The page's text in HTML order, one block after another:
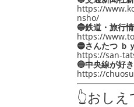
https://
nsho/
🔵鉄道・旅行
https://
🔵さんたつ ｂ
https://san-
🔵中央線が好
https://
👆おし